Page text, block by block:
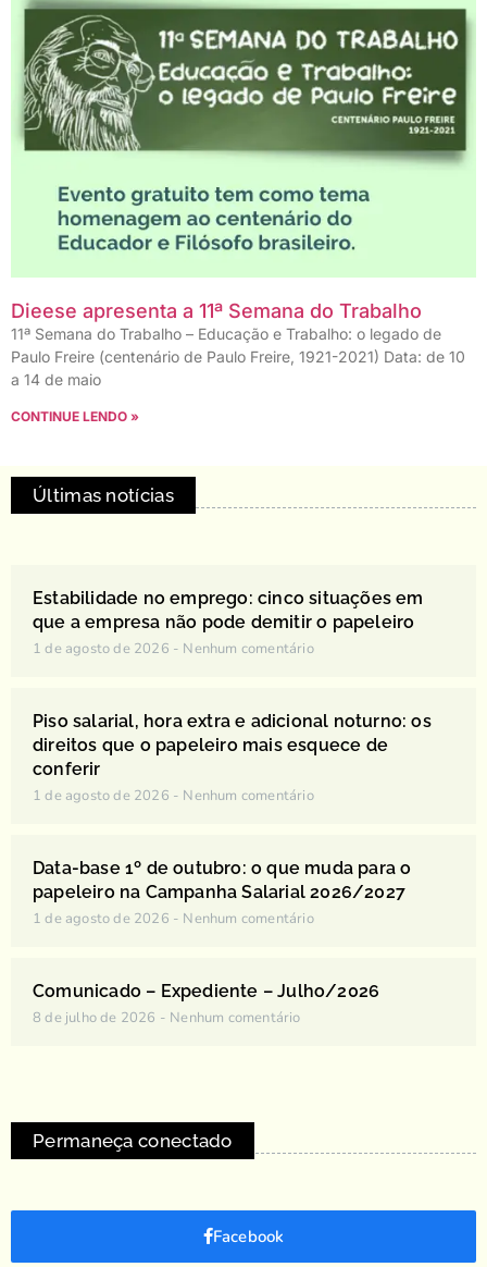
Dieese apresenta a 11ª Semana do Trabalho
11ª Semana do Trabalho – Educação e Trabalho: o legado de
Paulo Freire (centenário de Paulo Freire, 1921-2021) Data: de 10
a 14 de maio
CONTINUE LENDO »
Últimas notícias
Estabilidade no emprego: cinco situações em
que a empresa não pode demitir o papeleiro
1 de agosto de 2026 Nenhum comentário
Piso salarial, hora extra e adicional noturno: os
direitos que o papeleiro mais esquece de
conferir
1 de agosto de 2026 Nenhum comentário
Data-base 1º de outubro: o que muda para o
papeleiro na Campanha Salarial 2026/2027
1 de agosto de 2026 Nenhum comentário
Comunicado – Expediente – Julho/2026
8 de julho de 2026 Nenhum comentário
Permaneça conectado
Facebook